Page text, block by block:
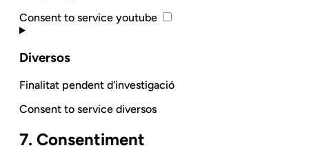
Consent to service youtube
Diversos
Finalitat pendent d'investigació
Consent to service diversos
7. Consentiment